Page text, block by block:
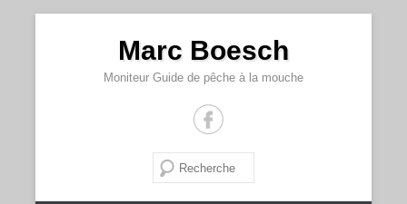
Marc Boesch
Moniteur Guide de pêche à la mouche
Recherche